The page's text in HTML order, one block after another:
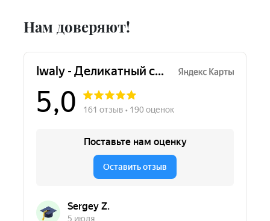
Нам доверяют!